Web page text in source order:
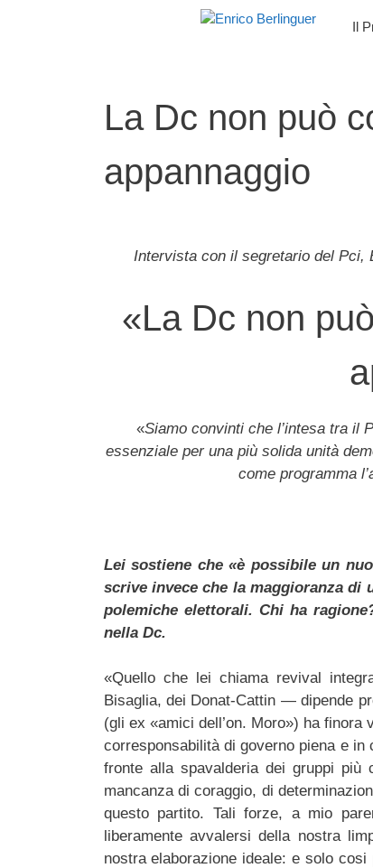
Il
La Dc non può
appannaggio
Intervista con il segretario del Pci,
«La Dc non
«Siamo convinti che l’intesa tra il
essenziale per una più solida unità
come programma
Lei sostiene che «è possibile un
scrive invece che la maggioranza
polemiche elettorali. Chi ha
nella Dc.
«Quello che lei chiama revival
Bisaglia, dei Donat-Cattin — dipende
(gli ex «amici dell’on. Moro») ha finora
corresponsabilità di governo piena e
fronte alla spavalderia dei gruppi
mancanza di coraggio, di
questo partito. Tali forze, a mio
liberamente avvalersi della nostra
nostra elaborazione ideale: e solo